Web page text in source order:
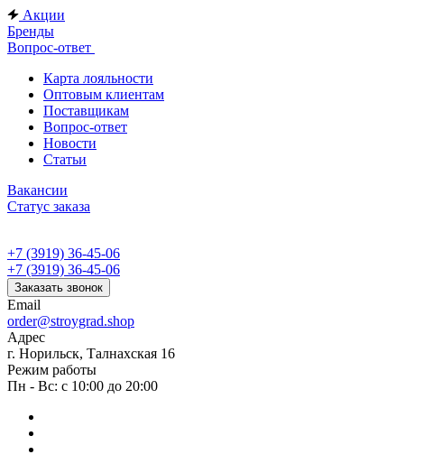
Акции
Бренды
Вопрос-ответ
Карта лояльности
Оптовым клиентам
Поставщикам
Вопрос-ответ
Новости
Статьи
Вакансии
Статус заказа
+7 (3919) 36-45-06
+7 (3919) 36-45-06
Заказать звонок
Email
order@stroygrad.shop
Адрес
г. Норильск, Талнахская 16
Режим работы
Пн - Вс: с 10:00 до 20:00